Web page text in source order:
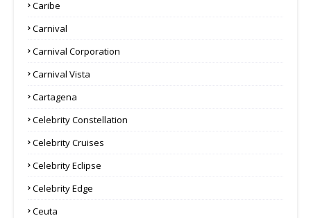
Caribe
Carnival
Carnival Corporation
Carnival Vista
Cartagena
Celebrity Constellation
Celebrity Cruises
Celebrity Eclipse
Celebrity Edge
Ceuta